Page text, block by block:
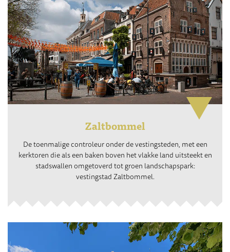
Zaltbommel
De toenmalige controleur onder de vestingsteden, met een
kerktoren die als een baken boven het vlakke land uitsteekt en
stadswallen omgetoverd tot groen landschapspark:
vestingstad Zaltbommel.